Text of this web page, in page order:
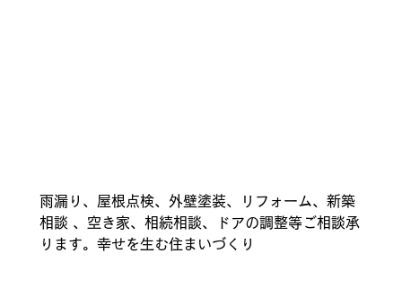
雨漏り、屋根点検、外壁塗装、リフォーム、新築
相談 、空き家、相続相談、ドアの調整等ご相談承
ります。幸せを生む住まいづくり